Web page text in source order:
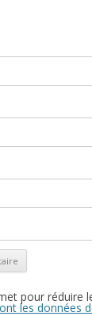
pour réduire
les données